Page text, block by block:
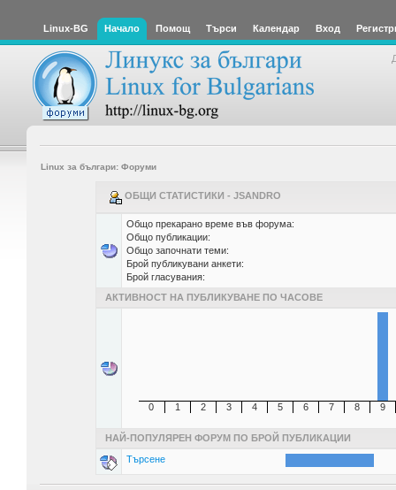
Linux-BG Начало Помощ Търси Календар Вход
Linux за българи: Форуми
ОБЩИ СТАТИСТИКИ - JSANDRO
Общо прекарано време във форума:
Общо публикации:
Общо започнати теми:
Брой публикувани анкети:
Брой гласувания:
АКТИВНОСТ НА ПУБЛИКУВАНЕ ПО ЧАСОВЕ
0 1 2 3 4 5 6 7 8 9
НАЙ-ПОПУЛЯРЕН ФОРУМ ПО БРОЙ ПУБЛИКАЦИИ
Търсене